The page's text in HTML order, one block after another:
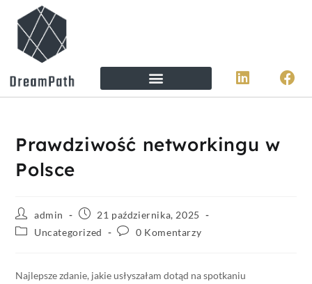
Prawdziwość networkingu w
Polsce
admin
21 października, 2025
Uncategorized
0 Komentarzy
Najlepsze zdanie, jakie usłyszałam dotąd na spotkaniu